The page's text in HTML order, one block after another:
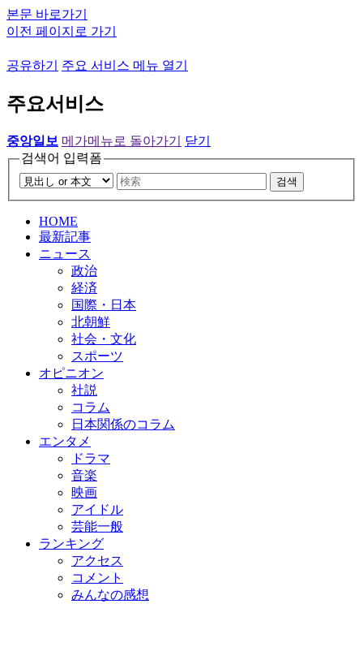
본문 바로가기
이전 페이지로 가기
공유하기 주요 서비스 메뉴 열기
주요서비스
중앙일보 메가메뉴로 돌아가기
닫기
검색어 입력폼
검색
HOME
最新記事
ニュース
政治
経済
国際・日本
北朝鮮
社会・文化
スポーツ
オピニオン
社説
コラム
日本関係のコラム
エンタメ
ドラマ
音楽
映画
アイドル
芸能一般
ランキング
アクセス
コメント
みんなの感想